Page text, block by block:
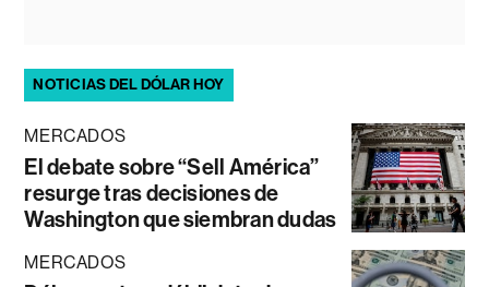
NOTICIAS DEL DÓLAR HOY
MERCADOS
El debate sobre “Sell América”
resurge tras decisiones de
Washington que siembran dudas
MERCADOS